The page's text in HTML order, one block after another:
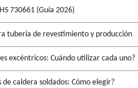
730661 (Guía 2026)
tubería de revestimiento y producción
excéntricos: Cuándo utilizar cada uno?
de caldera soldados: Cómo elegir?